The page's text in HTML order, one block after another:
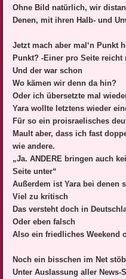
Ohne Bild natürlich, wir
Denen, mit ihren Halb- und
Jetzt mach aber mal‘n Punkt
Punkt? -Einer pro Seite reicht
Und der war schon
Wo kämen wir denn da hin?
Oder ich übersetzte mal
Yara wollte letztens wieder
Für so ein proisraelisches
Mault aber, dass ich fast
wie andere.
„Ja. ANDERE bringen auch
Seite unter“
Außerdem ist Yara bei denen
Viel zu kritisch
Das versteht doch in
Oder eben falsch
Also ein friedliches Weekend
Noch ein bisschen im Net
Unter Auslassung aller News-